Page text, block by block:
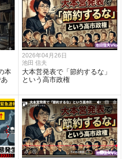
本
2026年04月26日
池田 信夫
大本営発表で「節約するな」
という高市政権